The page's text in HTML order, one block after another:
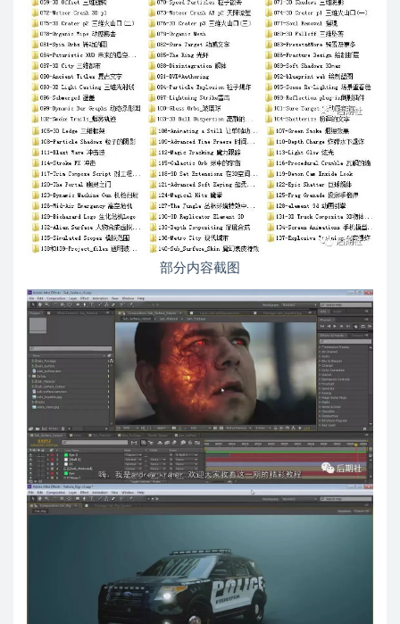
部分内容截图